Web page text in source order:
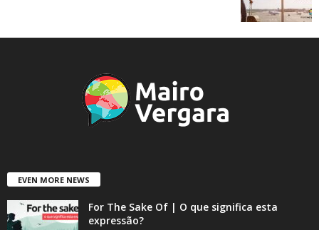
EVEN MORE NEWS
For The Sake Of | O que significa esta
expressão?